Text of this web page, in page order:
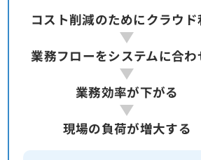
コスト削減のためにクラウド
業務フローをシステムに合わ
業務効率が下がる
現場の負荷が増大する